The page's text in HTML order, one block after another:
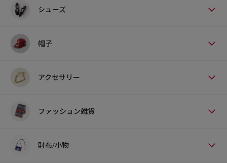
シューズ
帽子
アクセサリー
ファッション雑貨
財布/小物